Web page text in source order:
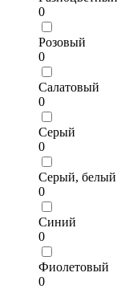
0
Розовый
0
Салатовый
0
Серый
0
Серый, белый
0
Синий
0
Фиолетовый
0